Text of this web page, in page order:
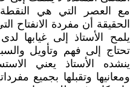
مع العصر التي هي النقطة
الحقيقة أن مفردة الانفتاح
يلمح الأستاذ إلى غيابها
تحتاج إلى فهم وتأويل
ينشده الأستاذ يعني
ومعانيها وتقبلها بجميع